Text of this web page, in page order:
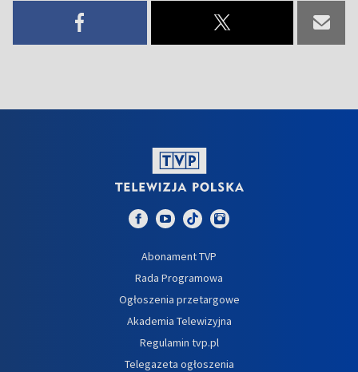
Abonament TVP
Rada Programowa
Ogłoszenia przetargowe
Akademia Telewizyjna
Regulamin tvp.pl
Telegazeta ogłoszenia